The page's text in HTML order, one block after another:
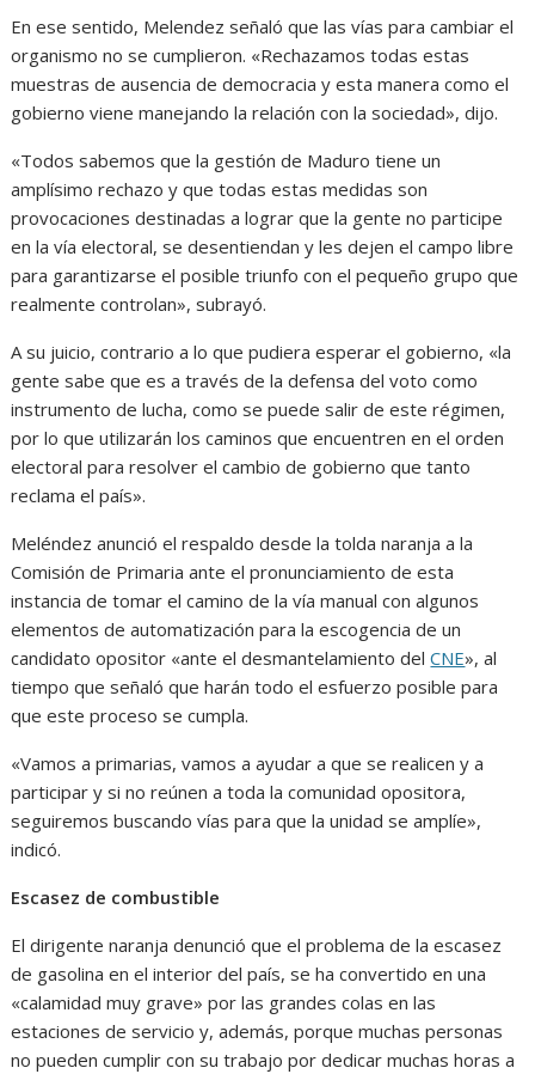
En ese sentido, Melendez señaló que las vías para cambiar el
organismo no se cumplieron. «Rechazamos todas estas
muestras de ausencia de democracia y esta manera como el
gobierno viene manejando la relación con la sociedad», dijo.
«Todos sabemos que la gestión de Maduro tiene un
amplísimo rechazo y que todas estas medidas son
provocaciones destinadas a lograr que la gente no participe
en la vía electoral, se desentiendan y les dejen el campo libre
para garantizarse el posible triunfo con el pequeño grupo que
realmente controlan», subrayó.
A su juicio, contrario a lo que pudiera esperar el gobierno, «la
gente sabe que es a través de la defensa del voto como
instrumento de lucha, como se puede salir de este régimen,
por lo que utilizarán los caminos que encuentren en el orden
electoral para resolver el cambio de gobierno que tanto
reclama el país».
Meléndez anunció el respaldo desde la tolda naranja a la
Comisión de Primaria ante el pronunciamiento de esta
instancia de tomar el camino de la vía manual con algunos
elementos de automatización para la escogencia de un
candidato opositor «ante el desmantelamiento delCNE», al
tiempo que señaló que harán todo el esfuerzo posible para
que este proceso se cumpla.
«Vamos a primarias, vamos a ayudar a que se realicen y a
participar y si no reúnen a toda la comunidad opositora,
seguiremos buscando vías para que la unidad se amplíe»,
indicó.
Escasez de combustible
El dirigente naranja denunció que el problema de la escasez
de gasolina en el interior del país, se ha convertido en una
«calamidad muy grave» por las grandes colas en las
estaciones de servicio y, además, porque muchas personas
no pueden cumplir con su trabajo por dedicar muchas horas a